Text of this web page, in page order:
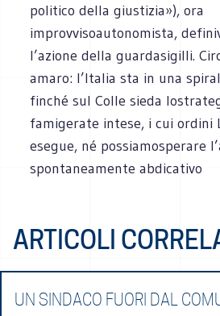
politico della giustizia»), ora
improvvisoautonomista,
l’azione della guardasigilli.
amaro: l’Italia sta in una
finché sul Colle sieda
famigerate intese, i cui ordini
esegue, né possiamosperare
spontaneamente abdicativo
ARTICOLI
UN SINDACO FUORI DAL